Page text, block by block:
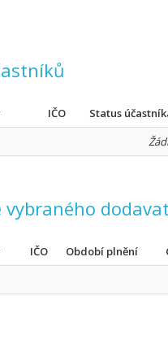
IČO
Status
vybraného
IČO Období plnění